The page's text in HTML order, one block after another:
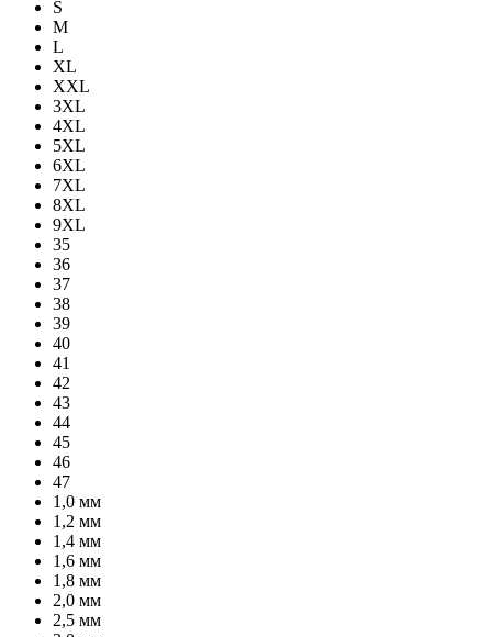
S
M
L
XL
XXL
3XL
4XL
5XL
6XL
7XL
8XL
9XL
35
36
37
38
39
40
41
42
43
44
45
46
47
1,0 мм
1,2 мм
1,4 мм
1,6 мм
1,8 мм
2,0 мм
2,5 мм